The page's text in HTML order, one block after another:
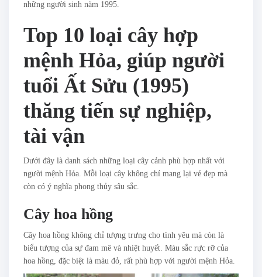
những người sinh năm 1995.
Top 10 loại cây hợp
mệnh Hỏa, giúp người
tuổi Ất Sửu (1995)
thăng tiến sự nghiệp,
tài vận
Dưới đây là danh sách những loại cây cảnh phù hợp nhất với
người mệnh Hỏa. Mỗi loại cây không chỉ mang lại vẻ đẹp mà
còn có ý nghĩa phong thủy sâu sắc.
Cây hoa hồng
Cây hoa hồng không chỉ tượng trưng cho tình yêu mà còn là
biểu tượng của sự đam mê và nhiệt huyết. Màu sắc rực rỡ của
hoa hồng, đặc biệt là màu đỏ, rất phù hợp với người mệnh Hỏa.